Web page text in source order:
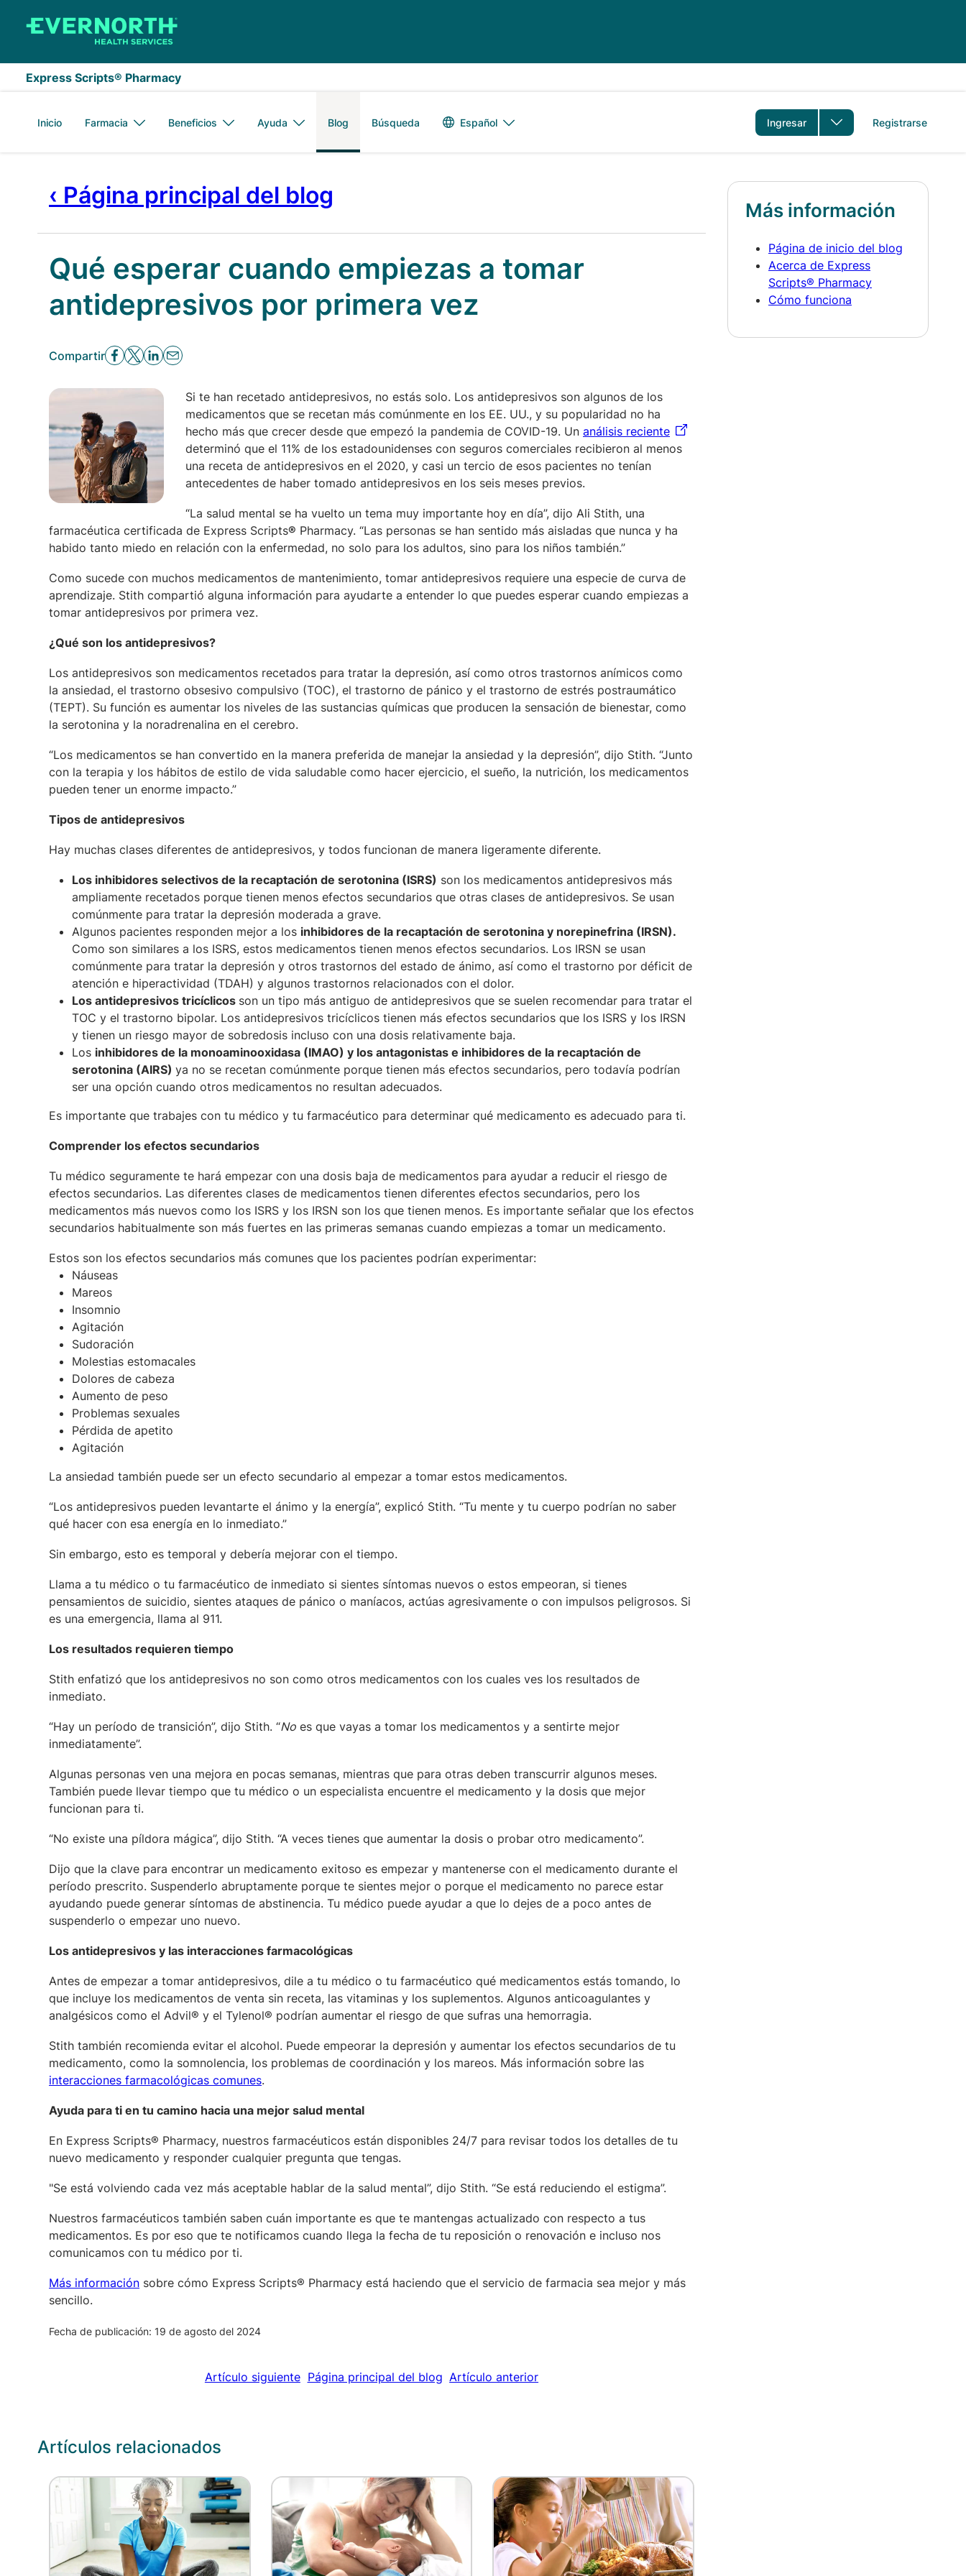
Express Scripts® Pharmacy
Inicio Farmacia Beneficios Ayuda Blog Búsqueda Alternador de idioma
Español Ingresar Registrarse
‹ Página principal del blog
Qué esperar cuando empiezas a tomar
antidepresivos por primera vez
Compartir
Si te han recetado antidepresivos, no estás solo. Los antidepresivos son algunos de los
medicamentos que se recetan más comúnmente en los EE. UU., y su popularidad no ha
hecho más que crecer desde que empezó la pandemia de COVID-19. Un análisis reciente
determinó que el 11% de los estadounidenses con seguros comerciales recibieron al menos
una receta de antidepresivos en el 2020, y casi un tercio de esos pacientes no tenían
antecedentes de haber tomado antidepresivos en los seis meses previos.
“La salud mental se ha vuelto un tema muy importante hoy en día”, dijo Ali Stith, una
farmacéutica certificada de Express Scripts® Pharmacy. “Las personas se han sentido más aisladas que nunca y ha
habido tanto miedo en relación con la enfermedad, no solo para los adultos, sino para los niños también.”
Como sucede con muchos medicamentos de mantenimiento, tomar antidepresivos requiere una especie de curva de
aprendizaje. Stith compartió alguna información para ayudarte a entender lo que puedes esperar cuando empiezas a
tomar antidepresivos por primera vez.
¿Qué son los antidepresivos?
Los antidepresivos son medicamentos recetados para tratar la depresión, así como otros trastornos anímicos como
la ansiedad, el trastorno obsesivo compulsivo (TOC), el trastorno de pánico y el trastorno de estrés postraumático
(TEPT). Su función es aumentar los niveles de las sustancias químicas que producen la sensación de bienestar, como
la serotonina y la noradrenalina en el cerebro.
“Los medicamentos se han convertido en la manera preferida de manejar la ansiedad y la depresión”, dijo Stith. “Junto
con la terapia y los hábitos de estilo de vida saludable como hacer ejercicio, el sueño, la nutrición, los medicamentos
pueden tener un enorme impacto.”
Tipos de antidepresivos
Hay muchas clases diferentes de antidepresivos, y todos funcionan de manera ligeramente diferente.
Los inhibidores selectivos de la recaptación de serotonina (ISRS) son los medicamentos antidepresivos más
ampliamente recetados porque tienen menos efectos secundarios que otras clases de antidepresivos. Se usan
comúnmente para tratar la depresión moderada a grave.
Algunos pacientes responden mejor a los inhibidores de la recaptación de serotonina y norepinefrina (IRSN).
Como son similares a los ISRS, estos medicamentos tienen menos efectos secundarios. Los IRSN se usan
comúnmente para tratar la depresión y otros trastornos del estado de ánimo, así como el trastorno por déficit de
atención e hiperactividad (TDAH) y algunos trastornos relacionados con el dolor.
Los antidepresivos tricíclicos son un tipo más antiguo de antidepresivos que se suelen recomendar para tratar el
TOC y el trastorno bipolar. Los antidepresivos tricíclicos tienen más efectos secundarios que los ISRS y los IRSN
y tienen un riesgo mayor de sobredosis incluso con una dosis relativamente baja.
Los inhibidores de la monoaminooxidasa (IMAO) y los antagonistas e inhibidores de la recaptación de
serotonina (AIRS) ya no se recetan comúnmente porque tienen más efectos secundarios, pero todavía podrían
ser una opción cuando otros medicamentos no resultan adecuados.
Es importante que trabajes con tu médico y tu farmacéutico para determinar qué medicamento es adecuado para ti.
Comprender los efectos secundarios
Tu médico seguramente te hará empezar con una dosis baja de medicamentos para ayudar a reducir el riesgo de
efectos secundarios. Las diferentes clases de medicamentos tienen diferentes efectos secundarios, pero los
medicamentos más nuevos como los ISRS y los IRSN son los que tienen menos. Es importante señalar que los efectos
secundarios habitualmente son más fuertes en las primeras semanas cuando empiezas a tomar un medicamento.
Estos son los efectos secundarios más comunes que los pacientes podrían experimentar:
Náuseas
Mareos
Insomnio
Agitación
Sudoración
Molestias estomacales
Dolores de cabeza
Aumento de peso
Problemas sexuales
Pérdida de apetito
Agitación
La ansiedad también puede ser un efecto secundario al empezar a tomar estos medicamentos.
“Los antidepresivos pueden levantarte el ánimo y la energía”, explicó Stith. “Tu mente y tu cuerpo podrían no saber
qué hacer con esa energía en lo inmediato.”
Sin embargo, esto es temporal y debería mejorar con el tiempo.
Llama a tu médico o tu farmacéutico de inmediato si sientes síntomas nuevos o estos empeoran, si tienes
pensamientos de suicidio, sientes ataques de pánico o maníacos, actúas agresivamente o con impulsos peligrosos. Si
es una emergencia, llama al 911.
Los resultados requieren tiempo
Stith enfatizó que los antidepresivos no son como otros medicamentos con los cuales ves los resultados de
inmediato.
“Hay un período de transición”, dijo Stith. “No es que vayas a tomar los medicamentos y a sentirte mejor
inmediatamente”.
Algunas personas ven una mejora en pocas semanas, mientras que para otras deben transcurrir algunos meses.
También puede llevar tiempo que tu médico o un especialista encuentre el medicamento y la dosis que mejor
funcionan para ti.
“No existe una píldora mágica”, dijo Stith. “A veces tienes que aumentar la dosis o probar otro medicamento”.
Dijo que la clave para encontrar un medicamento exitoso es empezar y mantenerse con el medicamento durante el
período prescrito. Suspenderlo abruptamente porque te sientes mejor o porque el medicamento no parece estar
ayudando puede generar síntomas de abstinencia. Tu médico puede ayudar a que lo dejes de a poco antes de
suspenderlo o empezar uno nuevo.
Los antidepresivos y las interacciones farmacológicas
Antes de empezar a tomar antidepresivos, dile a tu médico o tu farmacéutico qué medicamentos estás tomando, lo
que incluye los medicamentos de venta sin receta, las vitaminas y los suplementos. Algunos anticoagulantes y
analgésicos como el Advil® y el Tylenol® podrían aumentar el riesgo de que sufras una hemorragia.
Stith también recomienda evitar el alcohol. Puede empeorar la depresión y aumentar los efectos secundarios de tu
medicamento, como la somnolencia, los problemas de coordinación y los mareos. Más información sobre las
interacciones farmacológicas comunes.
Ayuda para ti en tu camino hacia una mejor salud mental
En Express Scripts® Pharmacy, nuestros farmacéuticos están disponibles 24/7 para revisar todos los detalles de tu
nuevo medicamento y responder cualquier pregunta que tengas.
"Se está volviendo cada vez más aceptable hablar de la salud mental”, dijo Stith. “Se está reduciendo el estigma”.
Nuestros farmacéuticos también saben cuán importante es que te mantengas actualizado con respecto a tus
medicamentos. Es por eso que te notificamos cuando llega la fecha de tu reposición o renovación e incluso nos
comunicamos con tu médico por ti.
Más información sobre cómo Express Scripts® Pharmacy está haciendo que el servicio de farmacia sea mejor y más
sencillo.
Fecha de publicación: 19 de agosto del 2024
Artículo siguiente Página principal del blog Artículo anterior
Artículos relacionados
Más información
Página de inicio del blog
Acerca de Express
Scripts® Pharmacy
Cómo funciona